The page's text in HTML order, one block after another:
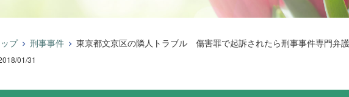
ップ 刑事事件 東京都文京区の隣人トラブル 傷害罪で起訴されたら刑事事件専門弁
01/31